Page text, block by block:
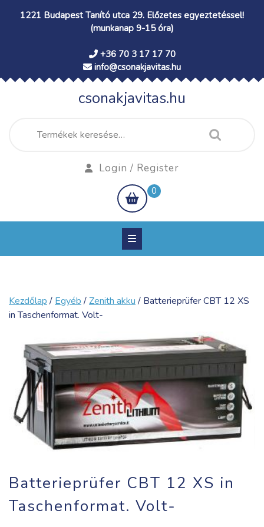
1221 Budapest Tanító utca 29. Előzetes egyeztetéssel!
(munkanap 9-15 óra)
+36 70 3 17 17 70
info@csonakjavitas.hu
csonakjavitas.hu
Keresés
a
Login / Register
shopping
cart
0
Kezdőlap/ Egyéb/Zenith akku/ Batterieprüfer CBT 12 XS
in Taschenformat. Volt-
Batterieprüfer CBT 12 XS in
Taschenformat. Volt-